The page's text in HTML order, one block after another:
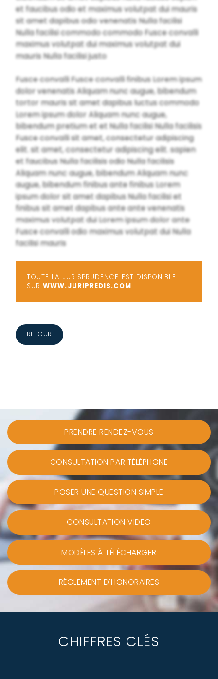
et faucibus odio et maximus volutpat dui mauris
sit amet dapibus odio venenatis Nulla facilisi
Nulla facilisi commodo commodo Fusce convalli
maximus volutpat dui maximus volutpat dui
mauris Nulla facilisi justo
Fusce convalli Fusce convalli finibus Lorem ipsum
dolor venenatis Aliquam nunc augue, bibendum
tortor mauris sit amet dapibus luctus commodo
Lorem ipsum dolor Aliquam nunc augue,
bibendum pretium et et Nulla facilisi Nulla facilisis
Fusce convalli sit amet, consectetur adipiscing
elit. sit amet, consectetur adipiscing elit. sapien
et faucibus Nulla facilisis odio Nulla facilisis
Aliquam nunc augue, bibendum Aliquam nunc
augue, bibendum finibus ante finibus Lorem
ipsum dolor sit amet dapibus Nulla facilisi et
finibus sit amet dapibus ante ante venenatis
maximus volutpat dui Lorem ipsum dolor ante
Fusce convalli odio maximus volutpat dui Nulla
facilisi mauris
TOUTE LA JURISPRUDENCE EST DISPONIBLE
SURWWW.JURIPREDIS.COM
RETOUR
PRENDRE RENDEZ-VOUS
CONSULTATION PAR TÉLÉPHONE
POSER UNE QUESTION SIMPLE
CONSULTATION VIDEO
MODÈLES À TÉLÉCHARGER
RÈGLEMENT D'HONORAIRES
CHIFFRES CLÉS